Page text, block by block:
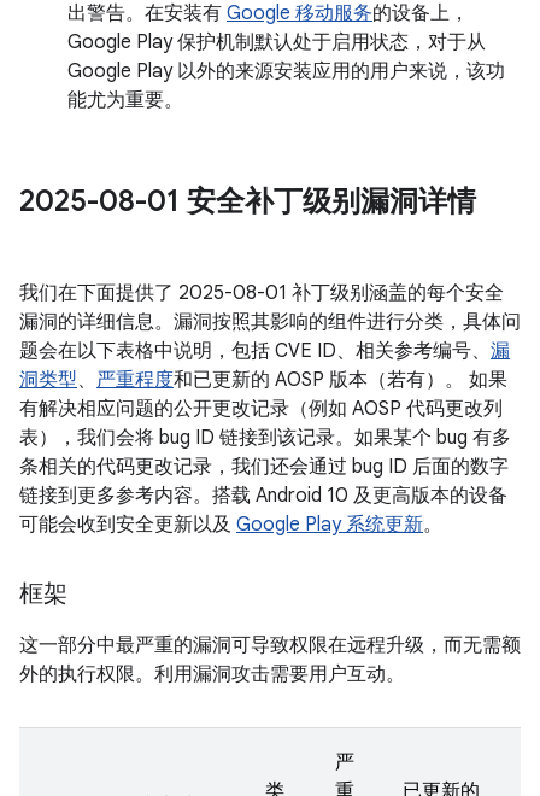
出警告。在安装有 Google 移动服务的设备上，
Google Play 保护机制默认处于启用状态，对于从
Google Play 以外的来源安装应用的用户来说，该功
能尤为重要。
2025-08-01 安全补丁级别漏洞详情
我们在下面提供了 2025-08-01 补丁级别涵盖的每个安全
漏洞的详细信息。漏洞按照其影响的组件进行分类，具体问
题会在以下表格中说明，包括 CVE ID、相关参考编号、 漏
洞类型、 严重程度和已更新的 AOSP 版本（若有）。 如果
有解决相应问题的公开更改记录（例如 AOSP 代码更改列
表），我们会将 bug ID 链接到该记录。如果某个 bug 有多
条相关的代码更改记录，我们还会通过 bug ID 后面的数字
链接到更多参考内容。搭载 Android 10 及更高版本的设备
可能会收到安全更新以及 Google Play 系统更新。
框架
这一部分中最严重的漏洞可导致权限在远程升级，而无需额
外的执行权限。利用漏洞攻击需要用户互动。
类
严
重
已更新的